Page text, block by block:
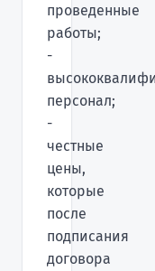
проведенные
работы;
-
персонал;
-
честные
цены,
которые
после
подписания
договора